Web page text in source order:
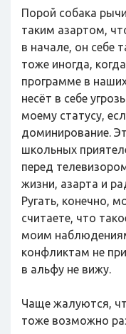
Порой собака
таким азартом,
в начале, он себе
тоже иногда,
программе в
несёт в себе
моему статусу,
доминирование.
школьных
перед
жизни, азарта и
Ругать, конечно,
считаете, что
моим
конфликтам не
в альфу не вижу.
Чаще жалуются,
тоже возможно